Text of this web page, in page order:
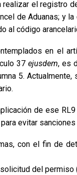
el registro
de Aduanas; y
al código
en el
37ejusdem, es
5.
de ese
evitar
con el fin de
del permiso